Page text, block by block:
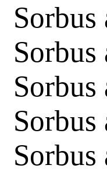
Sorbus
Sorbus